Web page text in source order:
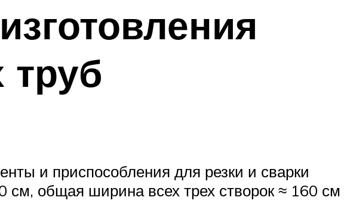
и приспособления для резки и сварки
см, общая ширина всех трех створок ≈ 160 см